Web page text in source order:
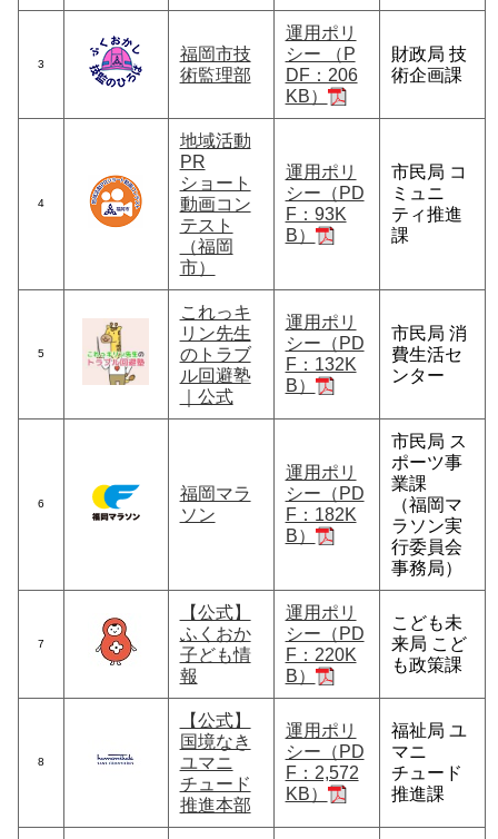
3
福岡市技
術監理部
運用ポリ
シー （P
DF：206
KB）
財政局 技
術企画課
4
地域活動
PR
ショート
動画コン
テスト
（福岡
市）
運用ポリ
シー（PD
F：93K
B）
市民局 コ
ミュニ
ティ推進
課
5
これっキ
リン先生
のトラブ
ル回避塾
｜公式
運用ポリ
シー（PD
F：132K
B）
市民局 消
費生活セ
ンター
6
福岡マラ
ソン
運用ポリ
シー（PD
F：182K
B）
市民局 ス
ポーツ事
業課
（福岡マ
ラソン実
行委員会
事務局）
7
【公式】
ふくおか
子ども情
報
運用ポリ
シー（PD
F：220K
B）
こども未
来局 こど
も政策課
8
【公式】
国境なき
ユマニ
チュード
推進本部
運用ポリ
シー（PD
F：2,572
KB）
福祉局 ユ
マニ
チュード
推進課